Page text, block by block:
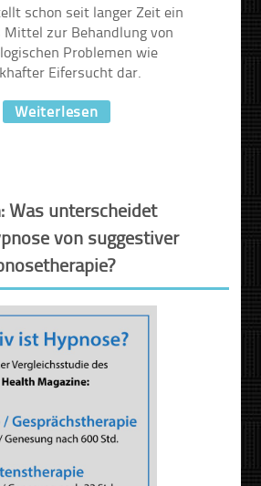
schon seit langer Zeit ein
zur Behandlung von
Problemen wie
Eifersucht dar.
Weiterlesen
Was unterscheidet
von suggestiver